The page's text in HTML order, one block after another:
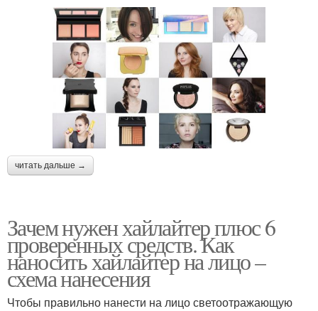
читать дальше →
Зачем нужен хайлайтер плюс 6
проверенных средств. Как
наносить хайлайтер на лицо –
схема нанесения
Чтобы правильно нанести на лицо светоотражающую